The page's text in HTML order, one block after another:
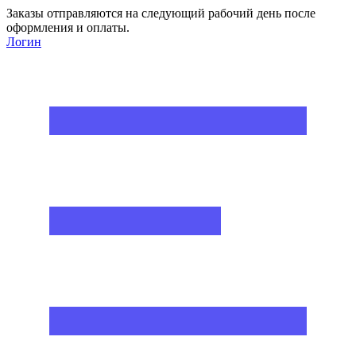
Заказы отправляются на следующий рабочий день после
оформления и оплаты.
Логин